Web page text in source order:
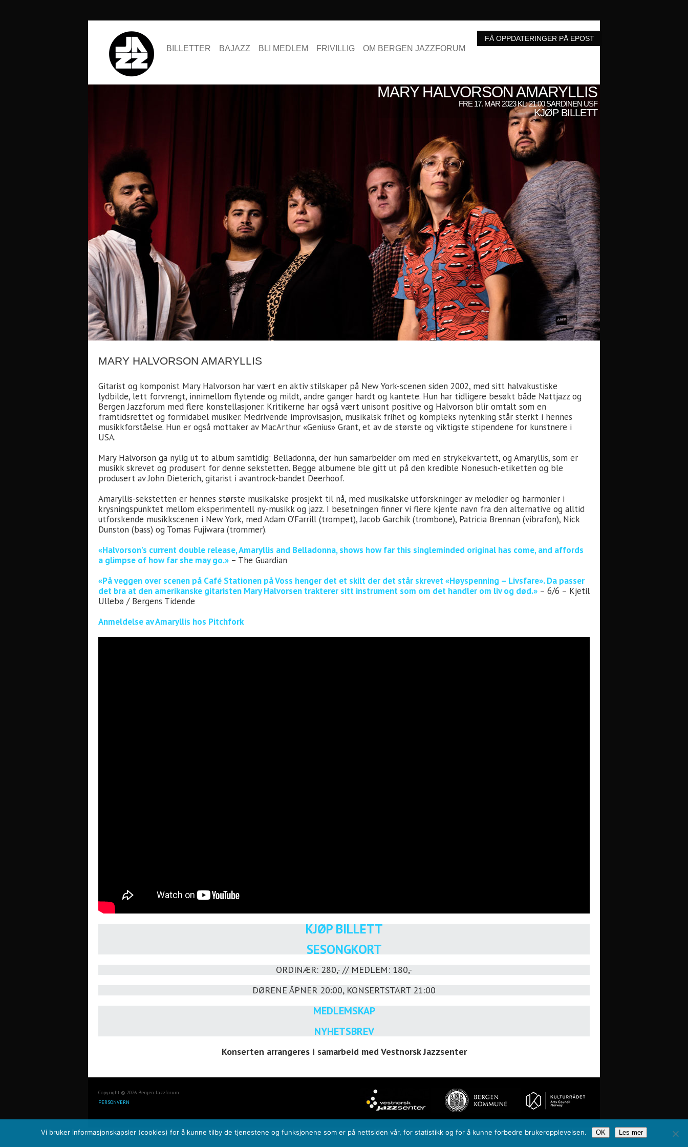
BILLETTER BAJAZZ BLI MEDLEM FRIVILLIG OM BERGEN JAZZFORUM
MARY HALVORSON AMARYLLIS
FRE 17. MAR 2023 KL: 21:00 SARDINEN USF
KJØP BILLETT
MARY HALVORSON AMARYLLIS
Gitarist og komponist Mary Halvorson har vært en aktiv stilskaper på New York-scenen siden 2002, med sitt halvakustiske
lydbilde, lett forvrengt, innimellom flytende og mildt, andre ganger hardt og kantete. Hun har tidligere besøkt både Nattjazz og
Bergen Jazzforum med flere konstellasjoner. Kritikerne har også vært unisont positive og Halvorson blir omtalt som en
framtidsrettet og formidabel musiker. Medrivende improvisasjon, musikalsk frihet og kompleks nytenking står sterkt i hennes
musikkforståelse. Hun er også mottaker av MacArthur «Genius» Grant, et av de største og viktigste stipendene for kunstnere i
USA.
Mary Halvorson ga nylig ut to album samtidig: Belladonna, der hun samarbeider om med en strykekvartett, og Amaryllis, som er
musikk skrevet og produsert for denne sekstetten. Begge albumene ble gitt ut på den kredible Nonesuch-etiketten og ble
produsert av John Dieterich, gitarist i avantrock-bandet Deerhoof.
Amaryllis-sekstetten er hennes største musikalske prosjekt til nå, med musikalske utforskninger av melodier og harmonier i
krysningspunktet mellom eksperimentell ny-musikk og jazz. I besetningen finner vi flere kjente navn fra den alternative og alltid
utforskende musikkscenen i New York, med Adam O’Farrill (trompet), Jacob Garchik (trombone), Patricia Brennan (vibrafon), Nick
Dunston (bass) og Tomas Fujiwara (trommer).
«Halvorson’s current double release, Amaryllis and Belladonna, shows how far this singleminded original has come, and affords
a glimpse of how far she may go.» – The Guardian
«På veggen over scenen på Café Stationen på Voss henger det et skilt der det står skrevet «Høyspenning – Livsfare». Da passer
det bra at den amerikanske gitaristen Mary Halvorsen trakterer sitt instrument som om det handler om liv og død.» – 6/6 – Kjetil
Ullebø / Bergens Tidende
Anmeldelse av Amaryllis hos Pitchfork
KJØP BILLETT
SESONGKORT
ORDINÆR: 280,- // MEDLEM: 180,-
DØRENE ÅPNER 20:00, KONSERTSTART 21:00
MEDLEMSKAP
NYHETSBREV
Konserten arrangeres i samarbeid med Vestnorsk Jazzsenter
Copyright © 2026 Bergen Jazzforum.
PERSONVERN
Vi bruker informasjonskapsler (cookies) for å kunne tilby de tjenestene og funksjonene som er på nettsiden vår, for statistikk og for å kunne forbedre brukeropplevelsen. OK Les mer